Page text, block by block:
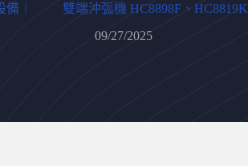
｜
雙端沖弧機 HC8898F、HC8819K
09/27/2025